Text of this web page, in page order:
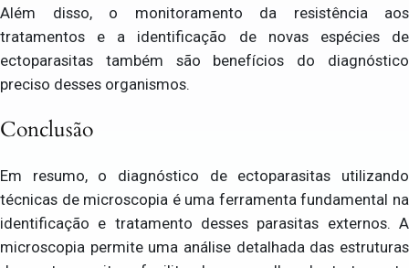
Além disso, o monitoramento da resistência aos
tratamentos e a identificação de novas espécies de
ectoparasitas também são benefícios do diagnóstico
preciso desses organismos.
Conclusão
Em resumo, o diagnóstico de ectoparasitas utilizando
técnicas de microscopia é uma ferramenta fundamental na
identificação e tratamento desses parasitas externos. A
microscopia permite uma análise detalhada das estruturas